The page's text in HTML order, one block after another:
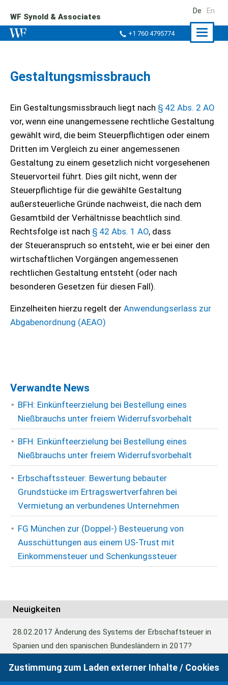
WF Synold & Associates
+1 760 4795774
De En
Gestaltungsmissbrauch
Ein Gestaltungsmissbrauch liegt nach § 42 Abs. 2 AO
vor, wenn eine unangemessene rechtliche Gestaltung
gewählt wird, die beim Steuerpflichtigen oder einem
Dritten im Vergleich zu einer angemessenen
Gestaltung zu einem gesetzlich nicht vorgesehenen
Steuervorteil führt. Dies gilt nicht, wenn der
Steuerpflichtige für die gewählte Gestaltung
außersteuerliche Gründe nachweist, die nach dem
Gesamtbild der Verhältnisse beachtlich sind.
Rechtsfolge ist nach § 42 Abs. 1 AO, dass
der Steueranspruch so entsteht, wie er bei einer den
wirtschaftlichen Vorgängen angemessenen
rechtlichen Gestaltung entsteht (oder nach
besonderen Gesetzen für diesen Fall).
Einzelheiten hierzu regelt der Anwendungserlass zur
Abgabenordnung (AEAO)
Verwandte News
BFH: Einkünfteerzielung bei Bestellung eines
Nießbrauchs unter freiem Widerrufsvorbehalt
BFH: Einkünfteerzielung bei Bestellung eines
Nießbrauchs unter freiem Widerrufsvorbehalt
Erbschaftssteuer: Bewertung bebauter
Grundstücke im Ertragswertverfahren bei
Vermietung an verbundenes Unternehmen
FG München zur (Doppel-) Besteuerung von
Ausschüttungen aus einem US-Trust mit
Einkommensteuer und Schenkungssteuer
Neuigkeiten
28.02.2017 Änderung des Systems der Erbschaftsteuer in
Spanien und den spanischen Bundesländern in 2017?
24.06.2016Europäisches Güterrecht verabschiedet
Zustimmung zum Laden externer Inhalte / Cookies